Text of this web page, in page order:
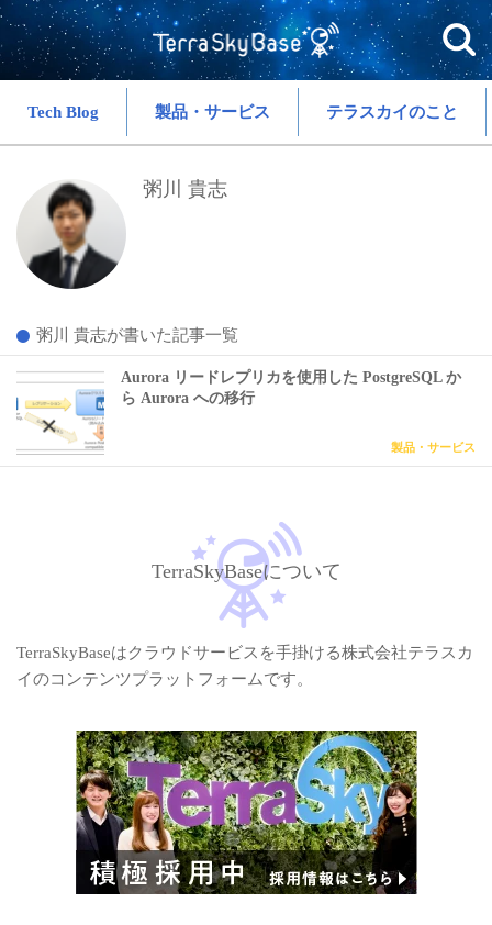
Tech Blog 製品・サービス テラスカイのこと
粥川 貴志
粥川 貴志が書いた記事一覧
Aurora リードレプリカを使用した PostgreSQL か
ら Aurora への移行
製品・サービス
TerraSkyBaseについて
TerraSkyBaseはクラウドサービスを手掛ける株式会社テラスカ
イのコンテンツプラットフォームです。